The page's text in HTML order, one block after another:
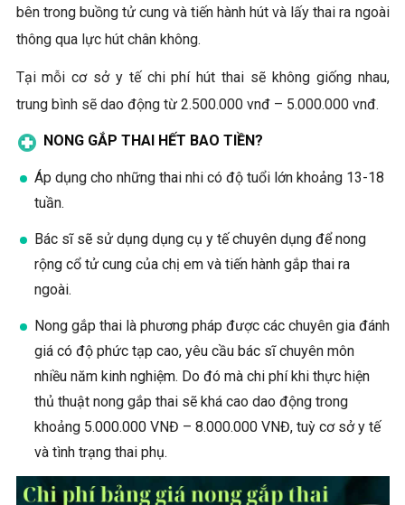
bên trong buồng tử cung và tiến hành hút và lấy thai ra ngoài
thông qua lực hút chân không.
Tại mỗi cơ sở y tế chi phí hút thai sẽ không giống nhau,
trung bình sẽ dao động từ 2.500.000 vnđ – 5.000.000 vnđ.
NONG GẮP THAI HẾT BAO TIỀN?
Áp dụng cho những thai nhi có độ tuổi lớn khoảng 13-18
tuần.
Bác sĩ sẽ sử dụng dụng cụ y tế chuyên dụng để nong
rộng cổ tử cung của chị em và tiến hành gắp thai ra
ngoài.
Nong gắp thai là phương pháp được các chuyên gia đánh
giá có độ phức tạp cao, yêu cầu bác sĩ chuyên môn
nhiều năm kinh nghiệm. Do đó mà chi phí khi thực hiện
thủ thuật nong gắp thai sẽ khá cao dao động trong
khoảng 5.000.000 VNĐ – 8.000.000 VNĐ, tuỳ cơ sở y tế
và tình trạng thai phụ.